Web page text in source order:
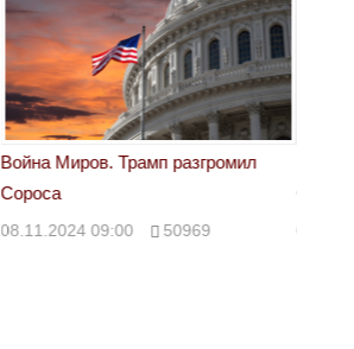
Война Миров. Трамп разгромил
Сороса
08.11.2024 09:00 50969